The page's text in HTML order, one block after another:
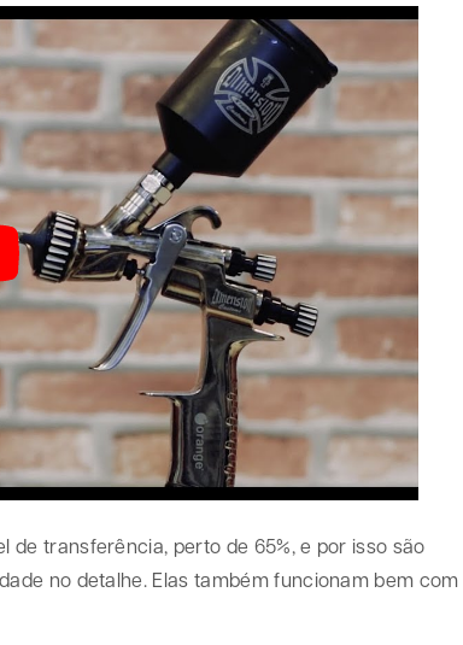
de transferência, perto de 65%, e por isso são
no detalhe. Elas também funcionam bem com